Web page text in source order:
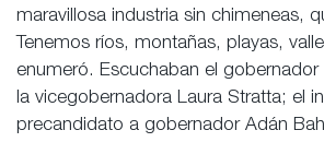
maravillosa industria sin chimeneas,
Tenemos ríos, montañas, playas,
enumeró. Escuchaban el gobernador
la vicegobernadora Laura Stratta; el
precandidato a gobernador Adán